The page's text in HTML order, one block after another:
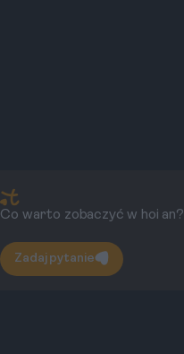
Co warto zobaczyć w hoi an?
Zadaj pytanie